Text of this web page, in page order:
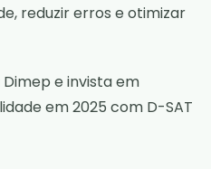
reduzir erros e otimizar
e invista em
em 2025 com D-SAT